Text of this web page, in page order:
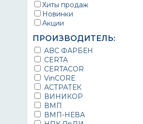
Хиты продаж
Новинки
Акции
ПРОИЗВОДИТЕЛЬ:
ABC ФАРБЕН
CERTA
CERTACOR
VinCORE
АСТРАТЕК
ВИНИКОР
ВМП
ВМП-НЕВА